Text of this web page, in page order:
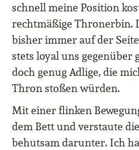
schnell meine Position
rechtmäßige Thronerbin.
bisher immer auf der
stets loyal uns gegenüber
doch genug Adlige, die
Thron stoßen würden.
Mit einer flinken
dem Bett und verstaute
behutsam darunter. Ich